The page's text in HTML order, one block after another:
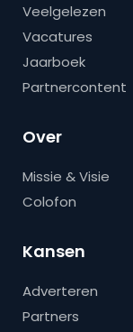
Veelgelezen
Vacatures
Jaarboek
Partnercontent
Over
Missie & Visie
Colofon
Kansen
Adverteren
Partners